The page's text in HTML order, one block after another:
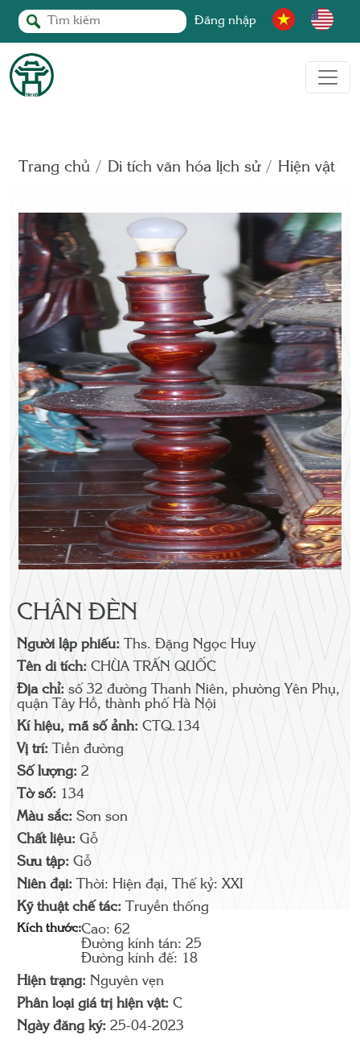
Đăng nhập
Trang chủ Di tích văn hóa lịch sử Hiện vật
CHÂN ĐÈN
Người lập phiếu: Ths. Đặng Ngọc Huy
Tên di tích:CHÙA TRẤN QUỐC
Địa chỉ:số 32 đường Thanh Niên, phường Yên Phụ,
quận Tây Hồ, thành phố Hà Nội
Kí hiệu, mã số ảnh:CTQ.134
Vị trí: Tiền đường
Số lượng:2
Tờ số: 134
Màu sắc:Sơn son
Chất liệu:Gỗ
Sưu tập:Gỗ
Niên đại: Thời: Hiện đại, Thế kỷ: XXI
Kỹ thuật chế tác: Truyền thống
Kích thước:Cao: 62
Đường kính tán: 25
Đường kính đế: 18
Hiện trạng:Nguyên vẹn
Phân loại giá trị hiện vật:C
Ngày đăng ký:25-04-2023